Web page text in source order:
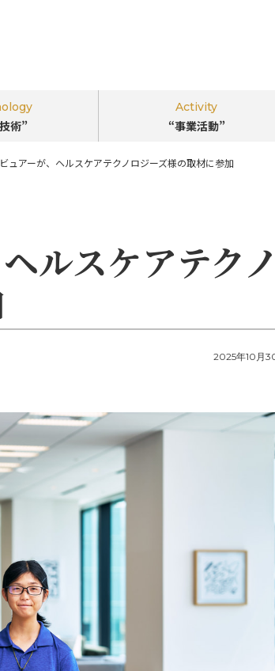
術”
Activity
“事業活動”
ネスのちから｣で環境･社会課題を
イトについて
ュアーが、ヘルスケアテクノロジーズ様の取材に参加
ルスケアテクノ
2025年10月